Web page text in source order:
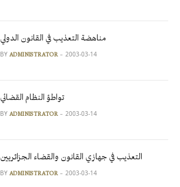
مناهضة التعذيب في القانون الدولي
BY ADMINISTRATOR 2003-03-14
تواطؤ النظام القضائي
BY ADMINISTRATOR 2003-03-14
التعذيب في جهازي القانون والقضاء الجزائريين
BY ADMINISTRATOR 2003-03-14